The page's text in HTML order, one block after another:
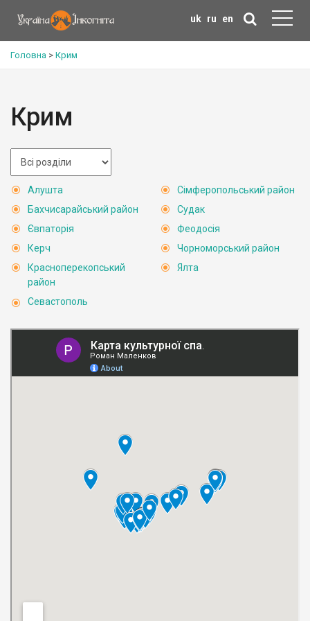
uk ru en
Головна > Крим
Крим
Алушта
Бахчисарайський район
Євпаторія
Керч
Красноперекопський
район
Севастополь
Сімферопольський район
Судак
Феодосія
Чорноморський район
Ялта